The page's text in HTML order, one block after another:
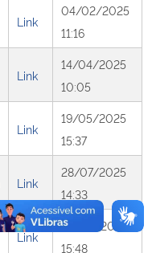
Link
04/02/2025
11:16
Link
14/04/2025
10:05
Link
19/05/2025
15:37
Link
28/07/2025
14:33
Link
07/08/2025
15:48